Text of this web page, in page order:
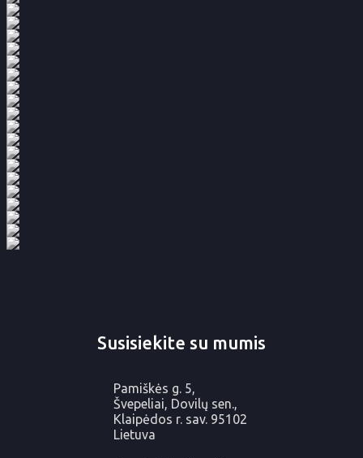
Susisiekite su mumis
Pamiškės g. 5,
Švepeliai, Dovilų sen.,
Klaipėdos r. sav. 95102
Lietuva